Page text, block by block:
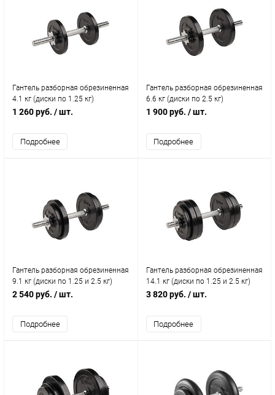
Гантель разборная обрезиненная
4.1 кг (диски по 1.25 кг)
1 260 руб. / шт.
Подробнее
Гантель разборная обрезиненная
6.6 кг (диски по 2.5 кг)
1 900 руб. / шт.
Подробнее
Гантель разборная обрезиненная
9.1 кг (диски по 1.25 и 2.5 кг)
2 540 руб. / шт.
Подробнее
Гантель разборная обрезиненная
14.1 кг (диски по 1.25 и 2.5 кг)
3 820 руб. / шт.
Подробнее